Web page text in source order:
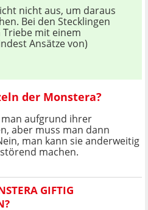
nicht aus, um daraus
Bei den Stecklingen
mit einem
Ansätze von)
der Monstera?
aufgrund ihrer
aber muss man dann
man kann sie anderweitig
machen.
GIFTIG